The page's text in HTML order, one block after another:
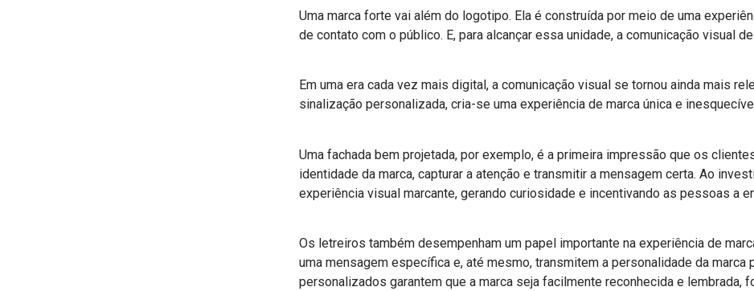
Uma marca forte vai além do logotipo. Ela é construída por meio de uma
de contato com o público. E, para alcançar essa unidade, a comunicação visual
Em uma era cada vez mais digital, a comunicação visual se tornou ainda mais
sinalização personalizada, cria-se uma experiência de marca única e
Uma fachada bem projetada, por exemplo, é a primeira impressão que os
identidade da marca, capturar a atenção e transmitir a mensagem certa. Ao
experiência visual marcante, gerando curiosidade e incentivando as pessoas a
Os letreiros também desempenham um papel importante na experiência de
uma mensagem específica e, até mesmo, transmitem a personalidade da
personalizados garantem que a marca seja facilmente reconhecida e lembrada,